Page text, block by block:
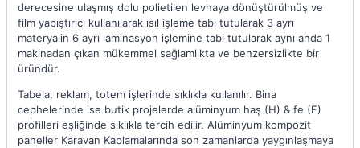
derecesine ulaşmış dolu polietilen levhaya dönüştürülmüş ve
film yapıştırıcı kullanılarak ısıl işleme tabi tutularak 3 ayrı
materyalin 6 ayrı laminasyon işlemine tabi tutularak aynı anda 1
makinadan çıkan mükemmel sağlamlıkta ve benzersizlikte bir
üründür.
Tabela, reklam, totem işlerinde sıklıkla kullanılır. Bina
cephelerinde ise butik projelerde alüminyum haş (H) & fe (F)
profilleri eşliğinde sıklıkla tercih edilir. Alüminyum kompozit
paneller Karavan Kaplamalarında son zamanlarda yaygınlaşmaya